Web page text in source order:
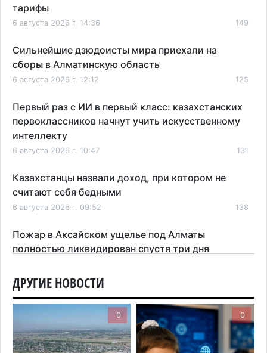
тарифы
6 августа 2026 г. 14:36 149
Сильнейшие дзюдоисты мира приехали на
сборы в Алматинскую область
6 августа 2026 г. 12:12 125
Первый раз с ИИ в первый класс: казахстанских
первоклассников начнут учить искусственному
интеллекту
6 августа 2026 г. 10:47 131
Казахстанцы назвали доход, при котором не
считают себя бедными
6 августа 2026 г. 09:52 138
Пожар в Аксайском ущелье под Алматы
полностью ликвидирован спустя три дня
Минэкологии опровергло фото тигра возле села
в Алматинской области
183
Казахстан стал лидером Центральной Азии в
ДРУГИЕ НОВОСТИ
0 0